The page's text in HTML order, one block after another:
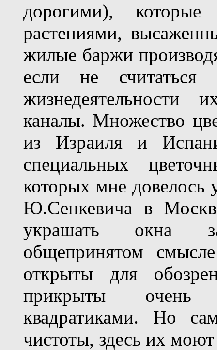
дорогими),
растениями,
жилые баржи
если не
жизнедеятельности
каналы. Множество
из Израиля и
специальных
которых мне довелось
Ю.Сенкевича в
украшать окна
общепринятом
открыты для
прикрыты очень
квадратиками. Но
чистоты, здесь их